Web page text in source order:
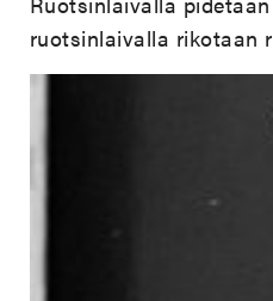
ruotsinlaivalla rikotaan